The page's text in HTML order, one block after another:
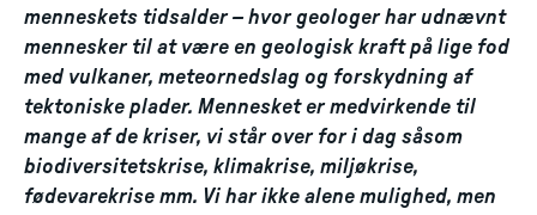
menneskets tidsalder – hvor geologer har udnævnt
mennesker til at være en geologisk kraft på lige fod
med vulkaner, meteornedslag og forskydning af
tektoniske plader. Mennesket er medvirkende til
mange af de kriser, vi står over for i dag såsom
biodiversitetskrise, klimakrise, miljøkrise,
fødevarekrise mm. Vi har ikke alene mulighed, men